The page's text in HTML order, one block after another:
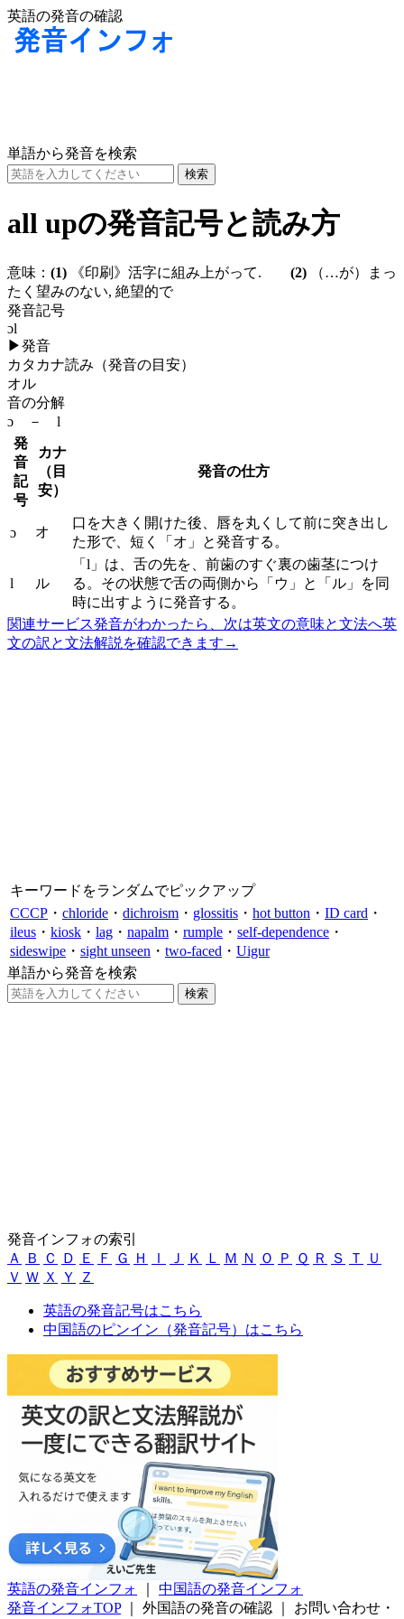
英語の発音の確認
単語から発音を検索
all upの発音記号と読み方
意味： (1) 《印刷》活字に組み上がって. (2) （…が）まっ
たく望みのない, 絶望的で
発音記号
ɔl
▶発音
カタカナ読み（発音の目安）
オル
音の分解
ɔ － l
発
音
記
号
カナ
（目
安）
発音の仕方
ɔ オ
口を大きく開けた後、唇を丸くして前に突き出し
た形で、短く「オ」と発音する。
l ル
「l」は、舌の先を、前歯のすぐ裏の歯茎につけ
る。その状態で舌の両側から「ウ」と「ル」を同
時に出すように発音する。
関連サービス発音がわかったら、次は英文の意味と文法へ英
文の訳と文法解説を確認できます →
キーワードをランダムでピックアップ
CCCP ・ chloride ・ dichroism ・ glossitis ・ hot button ・ ID card ・
ileus ・ kiosk ・ lag ・ napalm ・ rumple ・ self-dependence ・
sideswipe ・ sight unseen ・ two-faced ・ Uigur
単語から発音を検索
発音インフォの索引
Ａ
Ｂ Ｃ Ｄ Ｅ Ｆ Ｇ Ｈ Ｉ Ｊ Ｋ Ｌ Ｍ Ｎ Ｏ Ｐ Ｑ Ｒ Ｓ Ｔ
Ｕ
Ｖ Ｗ Ｘ Ｙ Ｚ
英語の発音記号はこちら
中国語のピンイン（発音記号）はこちら
英語の発音インフォ
中国語の発音インフォ
発音インフォTOP
外国語の発音の確認
お問い合わせ・